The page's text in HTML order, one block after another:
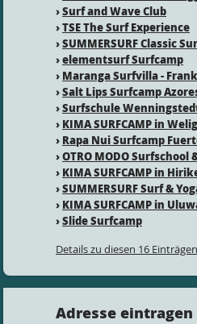
›Surf and Wave Club
›TSE The Surf Experience
›SUMMERSURF Classic
›elementsurf Surfcamp
› Maranga Surfvilla -
›Salt Lips Surfcamp
›Surfschule
› KIMA SURFCAMP in
› Rapa Nui Surfcamp
›OTRO MODO Surfschool
› KIMA SURFCAMP in
›SUMMERSURF Surf &
› KIMA SURFCAMP in
›Slide Surfcamp
Details zu diesen 16
Adresse eintragen